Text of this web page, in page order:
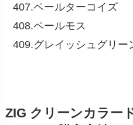
407.ペールターコイズ
408.ペールモス
409.グレイッシュグリー
ZIG クリーンカラー